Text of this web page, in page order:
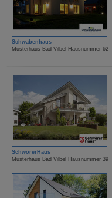
Schwabenhaus
Musterhaus Bad Vilbel Hausnummer 62
SchwörerHaus
Musterhaus Bad Vilbel Hausnummer 39